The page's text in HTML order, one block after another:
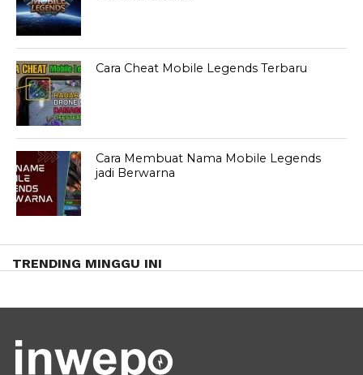
Cara Cheat Mobile Legends Terbaru
Cara Membuat Nama Mobile Legends
jadi Berwarna
TRENDING MINGGU INI